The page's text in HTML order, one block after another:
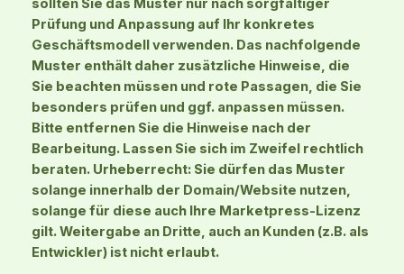
sollten Sie das Muster nur nach sorgfältiger
Prüfung und Anpassung auf Ihr konkretes
Geschäftsmodell verwenden. Das nachfolgende
Muster enthält daher zusätzliche Hinweise, die
Sie beachten müssen und rote Passagen, die Sie
besonders prüfen und ggf. anpassen müssen.
Bitte entfernen Sie die Hinweise nach der
Bearbeitung. Lassen Sie sich im Zweifel rechtlich
beraten. Urheberrecht: Sie dürfen das Muster
solange innerhalb der Domain/Website nutzen,
solange für diese auch Ihre Marketpress-Lizenz
gilt. Weitergabe an Dritte, auch an Kunden (z.B. als
Entwickler) ist nicht erlaubt.